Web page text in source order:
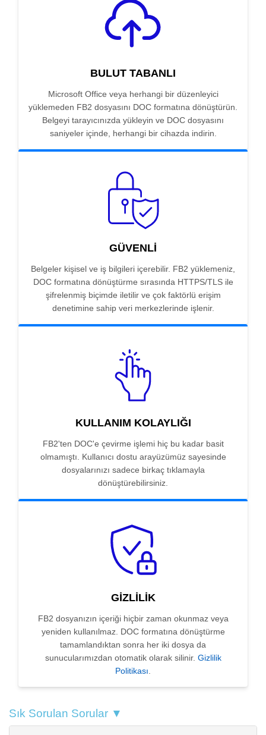
BULUT TABANLI
Microsoft Office veya herhangi bir düzenleyici
yüklemeden FB2 dosyasını DOC formatına dönüştürün.
Belgeyi tarayıcınızda yükleyin ve DOC dosyasını
saniyeler içinde, herhangi bir cihazda indirin.
GÜVENLI
Belgeler kişisel ve iş bilgileri içerebilir. FB2 yüklemeniz,
DOC formatına dönüştürme sırasında HTTPS/TLS ile
şifrelenmiş biçimde iletilir ve çok faktörlü erişim
denetimine sahip veri merkezlerinde işlenir.
KULLANIM KOLAYLIĞI
FB2'ten DOC'e çevirme işlemi hiç bu kadar basit
olmamıştı. Kullanıcı dostu arayüzümüz sayesinde
dosyalarınızı sadece birkaç tıklamayla
dönüştürebilirsiniz.
GIZLILIK
FB2 dosyanızın içeriği hiçbir zaman okunmaz veya
yeniden kullanılmaz. DOC formatına dönüştürme
tamamlandıktan sonra her iki dosya da
sunucularımızdan otomatik olarak silinir. Gizlilik
Politikası.
Sık Sorulan Sorular ▼